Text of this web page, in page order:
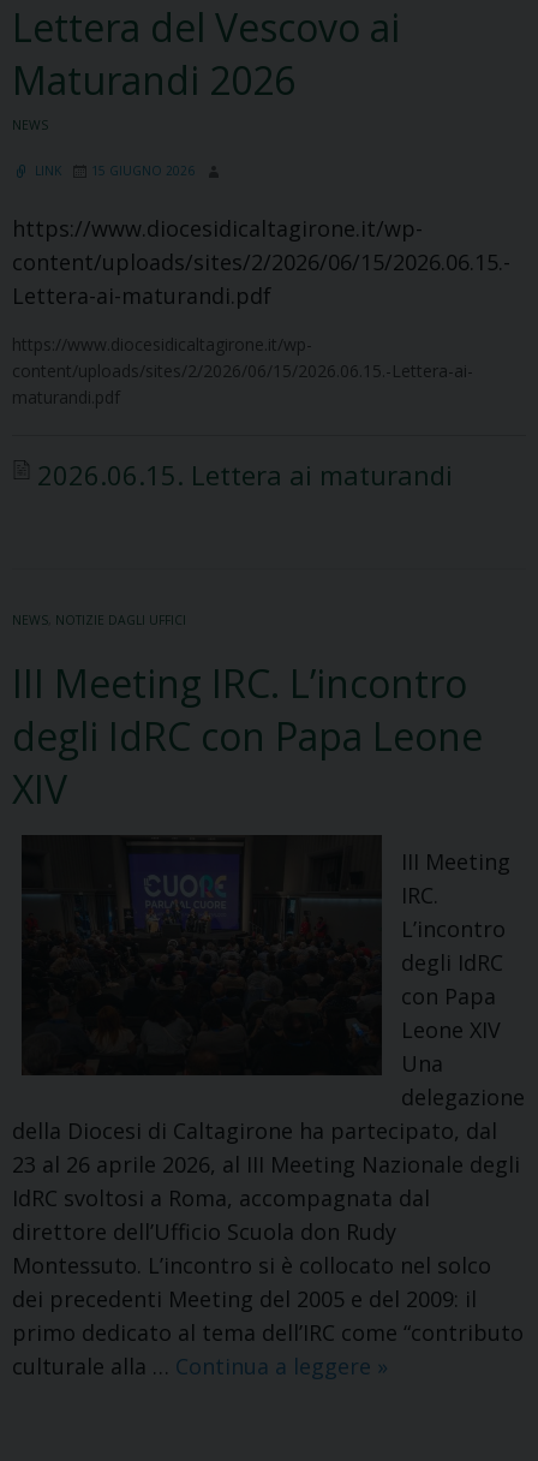
della
Regione
Lettera del Vescovo ai
Maturandi 2026
NEWS
LINK 15 GIUGNO 2026
https://www.diocesidicaltagirone.it/wp-
content/uploads/sites/2/2026/06/15/2026.06.15.-
Lettera-ai-maturandi.pdf
https://www.diocesidicaltagirone.it/wp-
content/uploads/sites/2/2026/06/15/2026.06.15.-Lettera-ai-
maturandi.pdf
2026.06.15. Lettera ai maturandi
NEWS NOTIZIE DAGLI UFFICI
III Meeting IRC. L’incontro
degli IdRC con Papa Leone
XIV
III Meeting
IRC.
L’incontro
degli IdRC
con Papa
Leone XIV
Una
delegazione
della Diocesi di Caltagirone ha partecipato, dal
23 al 26 aprile 2026, al III Meeting Nazionale degli
IdRC svoltosi a Roma, accompagnata dal
direttore dell’Ufficio Scuola don Rudy
Montessuto. L’incontro si è collocato nel solco
dei precedenti Meeting del 2005 e del 2009: il
primo dedicato al tema dell’IRC come “contributo
culturale alla … Continua a leggere III
»